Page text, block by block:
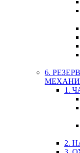
6.
1.
2.